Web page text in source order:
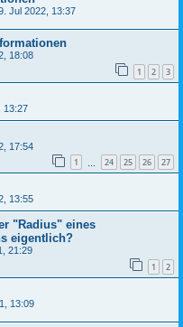
Jul 2022, 13:37
18:08
1 2 3
13:27
17:54
1 24 25 26 27
13:55
"Radius" eines
eigentlich?
21:29
1 2
13:09